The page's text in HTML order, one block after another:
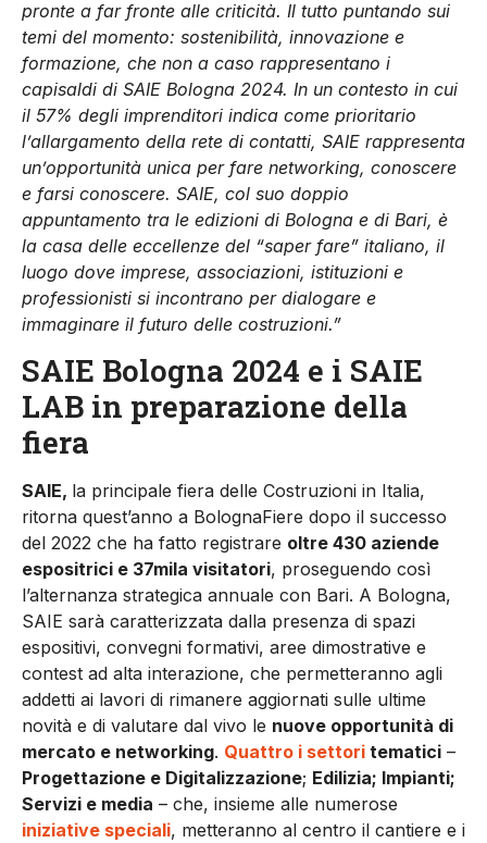
pronte a far fronte alle criticità. Il tutto puntando sui
temi del momento: sostenibilità, innovazione e
formazione, che non a caso rappresentano i
capisaldi di SAIE Bologna 2024. In un contesto in cui
il 57% degli imprenditori indica come prioritario
l’allargamento della rete di contatti, SAIE rappresenta
un’opportunità unica per fare networking, conoscere
e farsi conoscere. SAIE, col suo doppio
appuntamento tra le edizioni di Bologna e di Bari, è
la casa delle eccellenze del “saper fare” italiano, il
luogo dove imprese, associazioni, istituzioni e
professionisti si incontrano per dialogare e
immaginare il futuro delle costruzioni.”
SAIE Bologna 2024 e i SAIE
LAB in preparazione della
fiera
SAIE, la principale fiera delle Costruzioni in Italia,
ritorna quest’anno a BolognaFiere dopo il successo
del 2022 che ha fatto registrare oltre 430 aziende
espositrici e 37mila visitatori, proseguendo così
l’alternanza strategica annuale con Bari. A Bologna,
SAIE sarà caratterizzata dalla presenza di spazi
espositivi, convegni formativi, aree dimostrative e
contest ad alta interazione, che permetteranno agli
addetti ai lavori di rimanere aggiornati sulle ultime
novità e di valutare dal vivo le nuove opportunità di
mercato e networking. Quattro i settori tematici –
Progettazione e Digitalizzazione; Edilizia; Impianti;
Servizi e media – che, insieme alle numerose
iniziative speciali, metteranno al centro il cantiere e i